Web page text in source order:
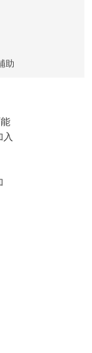
助